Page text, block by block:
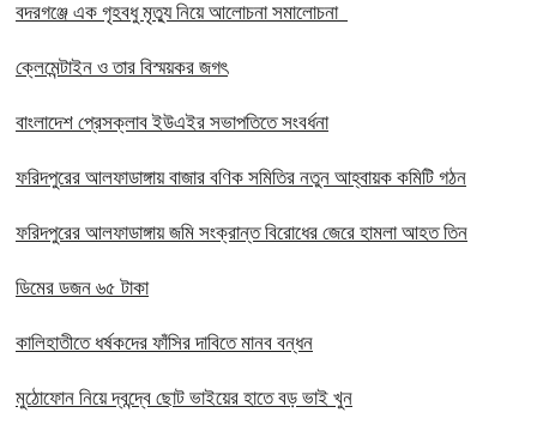
বদরগঞ্জে এক গৃহবধু মৃত্যু নিয়ে আলোচনা সমালোচনা
ক্লেমেন্টাইন ও তার বিস্ময়কর জগৎ
বাংলাদেশ প্রেসক্লাব ইউএইর সভাপতিতে সংবর্ধনা
ফরিদপুরের আলফাডাঙ্গায় বাজার বণিক সমিতির নতুন আহ্বায়ক কমিটি গঠন
ফরিদপুরের আলফাডাঙ্গায় জমি সংক্রান্ত বিরোধের জেরে হামলা আহত তিন
ডিমের ডজন ৬৫ টাকা
কালিহাতীতে ধর্ষকদের ফাঁসির দাবিতে মানব বন্ধন
মুঠোফোন নিয়ে দ্বন্দ্বে ছোট ভাইয়ের হাতে বড় ভাই খুন